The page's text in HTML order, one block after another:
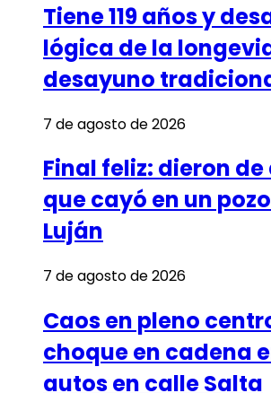
Tiene 119 años y
lógica de la
desayuno
7 de agosto de 2026
Final feliz: dieron
que cayó en un
Luján
7 de agosto de 2026
Caos en pleno
choque en cadena
autos en calle Salta